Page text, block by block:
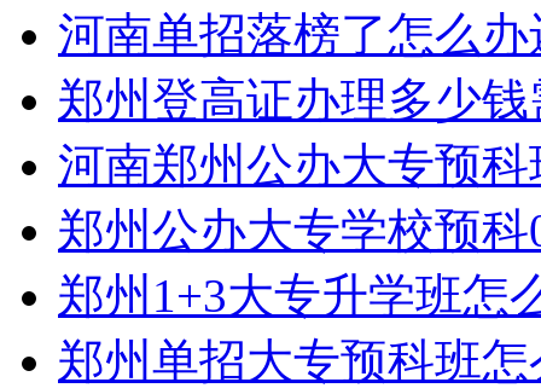
河南单招落榜了怎么
郑州登高证办理多少
河南郑州公办大专预
郑州公办大专学校预
郑州1+3大专升学班怎
郑州单招大专预科班